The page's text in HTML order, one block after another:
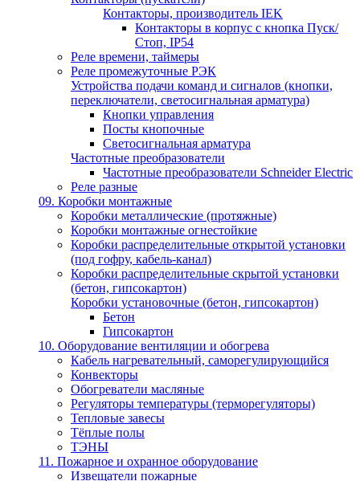
Контакторы, производитель IEK
Контакторы в корпус с кнопка Пуск/
Стоп, IP54
Реле времени, таймеры
Реле промежуточные РЭК
Устройства подачи команд и сигналов (кнопки,
переключатели, светосигнальная арматура)
Кнопки управления
Посты кнопочные
Светосигнальная арматура
Частотные преобразователи
Частотные преобразователи Schneider Electric
Реле разные
09. Коробки монтажные
Коробки металлические (протяжные)
Коробки монтажные огнестойкие
Коробки распределительные открытой установки
(под гофру, кабель-канал)
Коробки распределительные скрытой установки
(бетон, гипсокартон)
Коробки установочные (бетон, гипсокартон)
Бетон
Гипсокартон
10. Оборудование вентиляции и обогрева
Кабель нагревательный, саморегулирующийся
Конвекторы
Обогреватели масляные
Регуляторы температуры (терморегуляторы)
Тепловые завесы
Тёплые полы
ТЭНЫ
11. Пожарное и охранное оборудование
Извещатели пожарные